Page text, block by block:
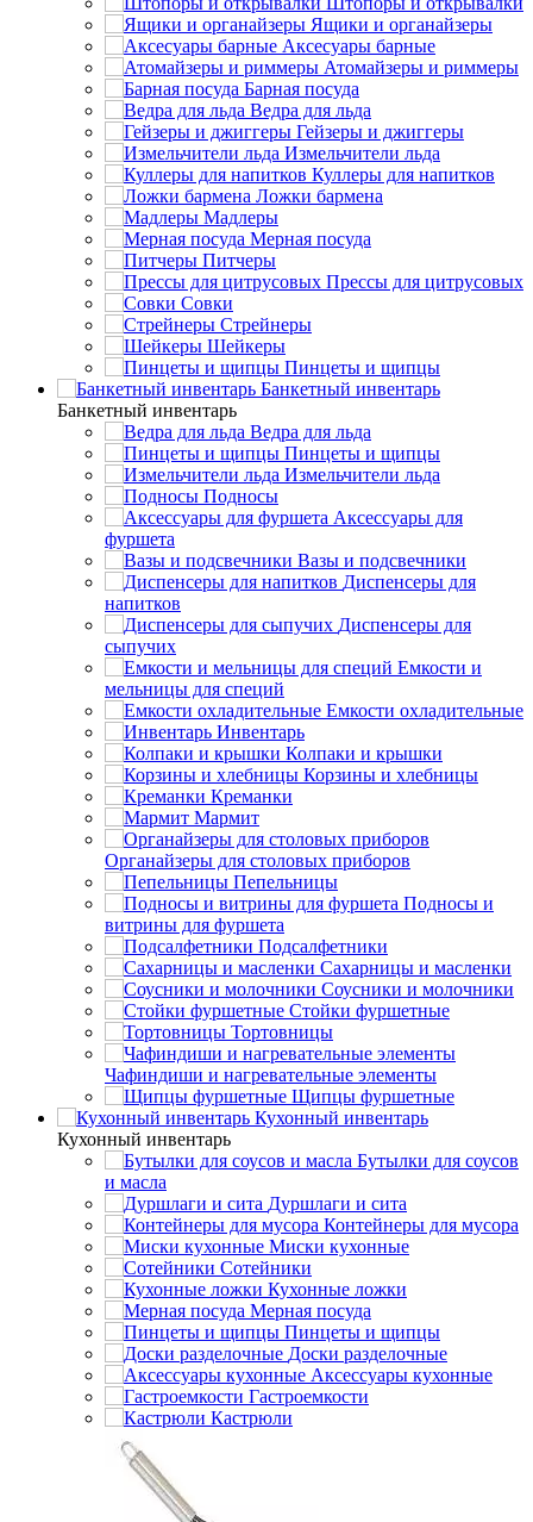
Ящики и органайзеры
Аксесуары барные
Атомайзеры и риммеры
Барная посуда
Ведра для льда
Гейзеры и джиггеры
Измельчители льда
Куллеры для напитков
Ложки бармена
Мадлеры
Мерная посуда
Питчеры
Прессы для цитрусовых
Совки
Стрейнеры
Шейкеры
Пинцеты и щипцы
Банкетный инвентарь
Банкетный инвентарь
Ведра для льда
Пинцеты и щипцы
Измельчители льда
Подносы
Аксессуары для
фуршета
Вазы и подсвечники
Диспенсеры для
напитков
Диспенсеры для
сыпучих
Емкости и
мельницы для специй
Емкости охладительные
Инвентарь
Колпаки и крышки
Корзины и хлебницы
Креманки
Мармит
Органайзеры для столовых приборов
Пепельницы
Подносы и
витрины для фуршета
Подсалфетники
Сахарницы и масленки
Соусники и молочники
Стойки фуршетные
Тортовницы
Чафиндиши и нагревательные элементы
Щипцы фуршетные
Кухонный инвентарь
Кухонный инвентарь
Бутылки для соусов
и масла
Дуршлаги и сита
Контейнеры для мусора
Миски кухонные
Сотейники
Кухонные ложки
Мерная посуда
Пинцеты и щипцы
Доски разделочные
Аксессуары кухонные
Гастроемкости
Кастрюли